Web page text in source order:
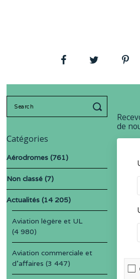
de
Catégories
Aérodromes (761)
Non classé (7)
Actualités (14 205)
Aviation légère et UL
(4 980)
Aviation commerciale et
d'affaires (3 447)